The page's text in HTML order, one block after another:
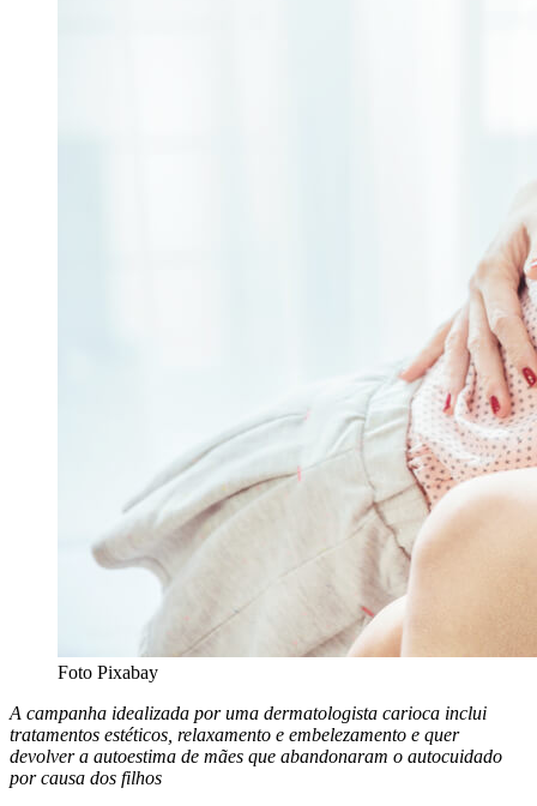
Foto Pixabay
A campanha idealizada por uma dermatologista carioca inclui
tratamentos estéticos, relaxamento e embelezamento e quer
devolver a autoestima de mães que abandonaram o autocuidado
por causa dos filhos